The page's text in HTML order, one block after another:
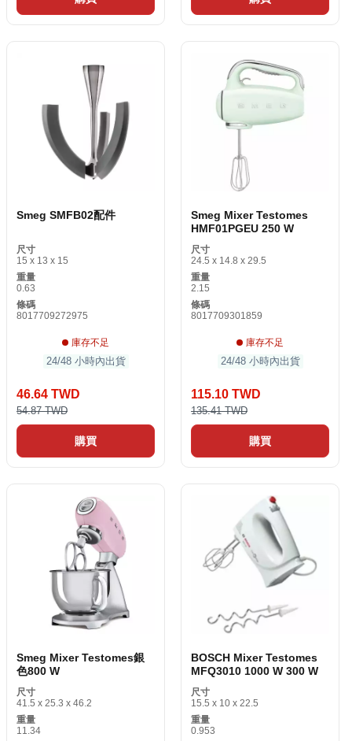
Smeg SMFB02配件
尺寸
15 x 13 x 15
重量
0.63
條碼
8017709272975
庫存不足
24/48 小時內出貨
46.64 TWD
54.87 TWD
購買
Smeg Mixer Testomes
HMF01PGEU 250 W
尺寸
24.5 x 14.8 x 29.5
重量
2.15
條碼
8017709301859
庫存不足
24/48 小時內出貨
115.10 TWD
135.41 TWD
購買
Smeg Mixer Testomes銀
色800 W
尺寸
41.5 x 25.3 x 46.2
重量
11.34
BOSCH Mixer Testomes
MFQ3010 1000 W 300 W
尺寸
15.5 x 10 x 22.5
重量
0.953